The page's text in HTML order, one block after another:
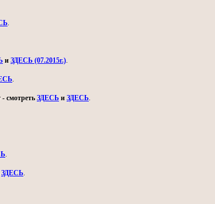
.
и ЗДЕСЬ (07.2015г.).
.
смотреть ЗДЕСЬ и ЗДЕСЬ.
.
ЗДЕСЬ.